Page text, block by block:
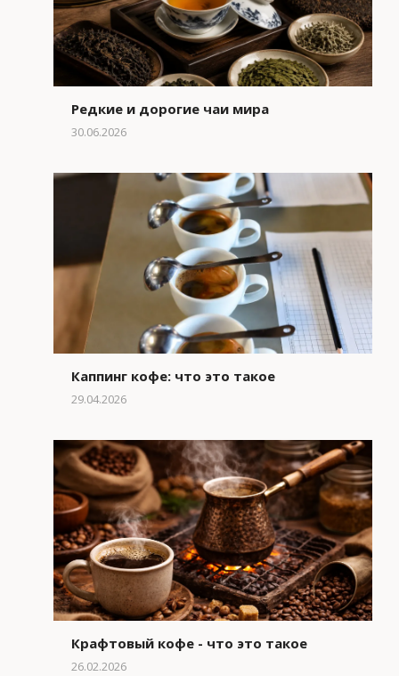
Редкие и дорогие чаи мира
30.06.2026
Каппинг кофе: что это такое
29.04.2026
Крафтовый кофе - что это такое
26.02.2026